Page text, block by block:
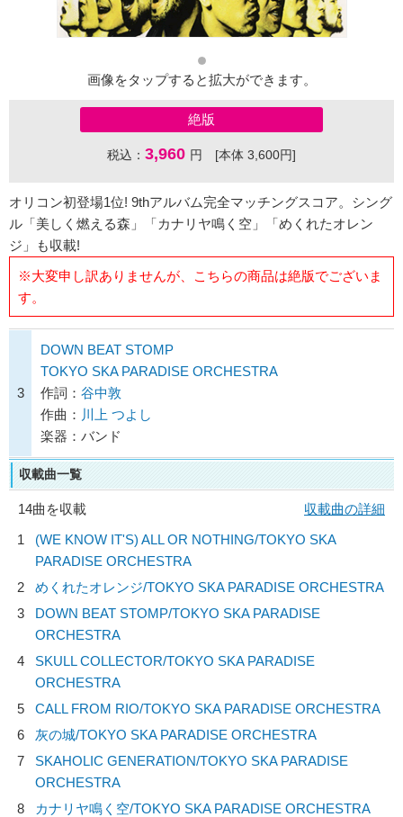
画像をタップすると拡大ができます。
絶版
税込： 3,960 円 [本体 3,600円]
オリコン初登場1位! 9thアルバム完全マッチングスコア。シング
ル「美しく燃える森」「カナリヤ鳴く空」「めくれたオレン
ジ」も収載!
※大変申し訳ありませんが、こちらの商品は絶版でございま
す。
3
DOWN BEAT STOMP
TOKYO SKA PARADISE ORCHESTRA
作詞： 谷中敦
作曲： 川上 つよし
楽器：バンド
収載曲一覧
14曲を収載
収載曲の詳細
1
(WE KNOW IT'S) ALL OR NOTHING/TOKYO SKA
PARADISE ORCHESTRA
2
めくれたオレンジ/TOKYO SKA PARADISE ORCHESTRA
3
DOWN BEAT STOMP/TOKYO SKA PARADISE
ORCHESTRA
4
SKULL COLLECTOR/TOKYO SKA PARADISE
ORCHESTRA
5
CALL FROM RIO/TOKYO SKA PARADISE ORCHESTRA
6
灰の城/TOKYO SKA PARADISE ORCHESTRA
7
SKAHOLIC GENERATION/TOKYO SKA PARADISE
ORCHESTRA
8
カナリヤ鳴く空/TOKYO SKA PARADISE ORCHESTRA